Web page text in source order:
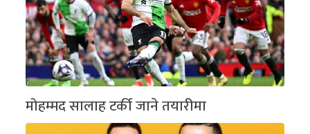
मोहम्मद सालाह टर्की जाने तयारीमा